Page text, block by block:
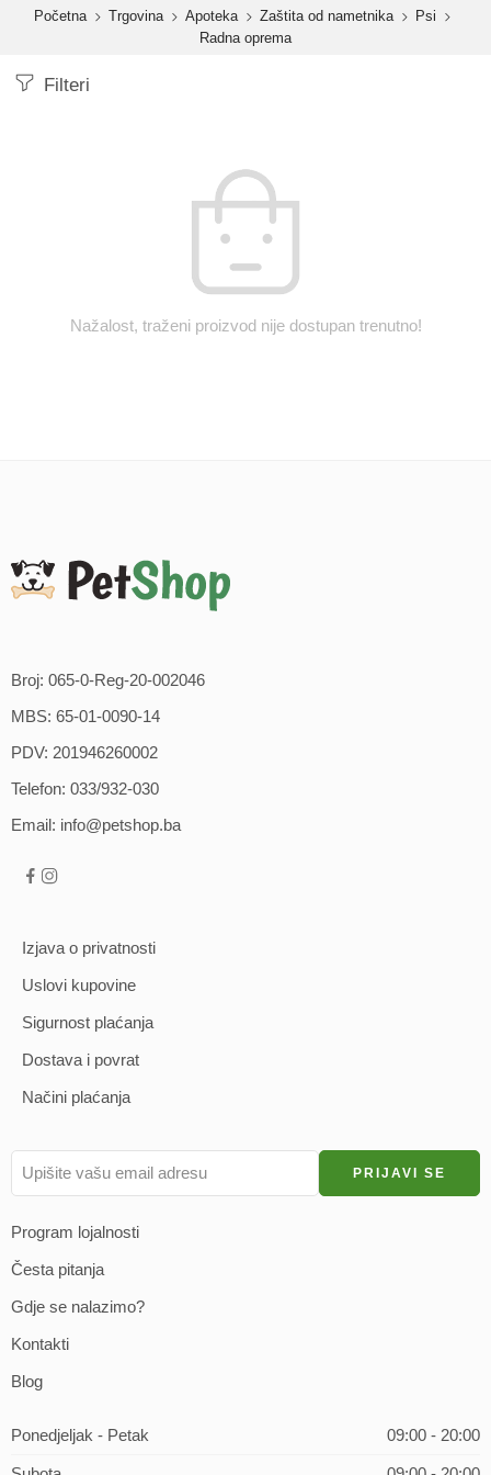
contentPočetna Trgovina Apoteka Zaštita od nametnika
Psi
Radna oprema
Filteri
Nažalost, traženi proizvod nije dostupan trenutno!
Broj: 065-0-Reg-20-002046
MBS: 65-01-0090-14
PDV: 201946260002
Telefon: 033/932-030
Email: info@petshop.ba
Izjava o privatnosti
Uslovi kupovine
Sigurnost plaćanja
Dostava i povrat
Načini plaćanja
Program lojalnosti
Česta pitanja
Gdje se nalazimo?
Kontakti
Blog
Ponedjeljak - Petak 09:00 - 20:00